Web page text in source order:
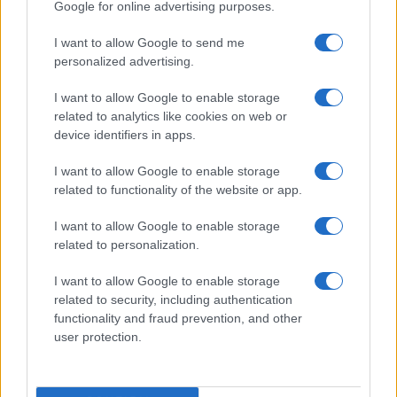
Google for online advertising purposes.
I want to allow Google to send me
personalized advertising.
I want to allow Google to enable storage
related to analytics like cookies on web or
device identifiers in apps.
I want to allow Google to enable storage
related to functionality of the website or app.
I want to allow Google to enable storage
related to personalization.
I want to allow Google to enable storage
related to security, including authentication
functionality and fraud prevention, and other
user protection.
spendere di più in difesa in un’ottica
transatlantica. Se si vuole smantellare una cosa,
ben difficilmente si chiede di investire in essa.
Purtroppo l’incontro di Helsinki con Vladimir Putin
ha creato amarezza e malumore anche in quei
settori, in America e nel mondo, che sono più
disinformatori in servizio permanente effettivo
ma Donald Trump, prima, durante e dopo
Helsinki, ha offerto loro ponti dorati. Se si scrive
che l’UE è addirittura “nemica” e poi si va ad
incontrare Putin con palese entusiasmo, è
comprensibile che poi venga detto che Trump
scarica il Vecchio Continente per puntare sullo Zar